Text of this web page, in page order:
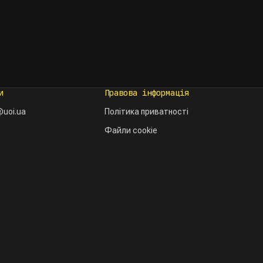
Правова інформація
Політика приватності
Файли cookie